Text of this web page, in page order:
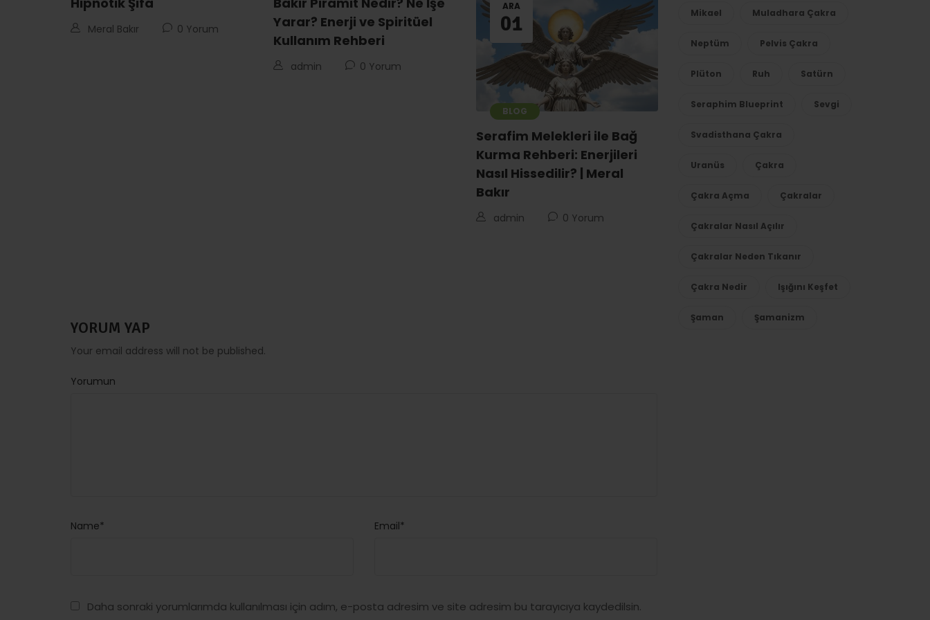
Meral Bakır 0 Yorum
Yarar? Enerji ve Spiritüel
Kullanım Rehberi
admin 0 Yorum
BLOG
ARA
01
Serafim Melekleri ile Bağ
Kurma Rehberi: Enerjileri
Nasıl Hissedilir? | Meral
Bakır
admin 0 Yorum
YORUM YAP
Your email address will not be published.
Yorumun
Name* Email*
Daha sonraki yorumlarımda kullanılması için adım, e-posta adresim ve site adresim bu tarayıcıya kaydedilsin.
Mikael Muladhara Çakra
Neptüm Pelvis Çakra
Plüton Ruh Satürn
Seraphim Blueprint Sevgi
Svadisthana Çakra
Uranüs Çakra
Çakra Açma Çakralar
Çakralar Nasıl Açılır
Çakralar Neden Tıkanır
Çakra Nedir Işığını Keşfet
Şaman Şamanizm